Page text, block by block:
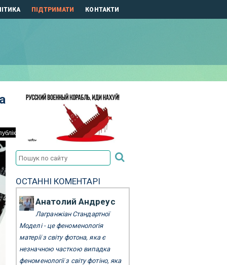
ПІДТРИМАТИ КОНТАКТИ
ОСТАННІ КОМЕНТАРІ
Анатолий Андреус
Лагранжіан Стандартної
Моделі - це феноменологія
матерії з світу фотона, яка є
незначною часткою випадка
феноменології з світу фотіно, яка